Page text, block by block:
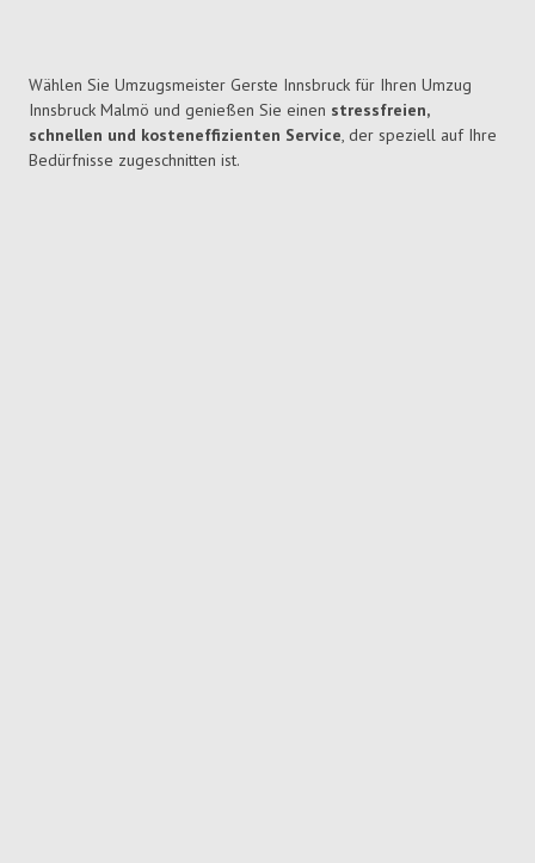
Wählen Sie Umzugsmeister Gerste Innsbruck für Ihren Umzug
Innsbruck Malmö und genießen Sie einen stressfreien,
schnellen und kosteneffizienten Service, der speziell auf Ihre
Bedürfnisse zugeschnitten ist.